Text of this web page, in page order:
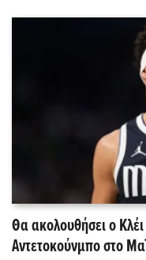
Θα ακολουθήσει ο
Αντετοκούνμπο στο